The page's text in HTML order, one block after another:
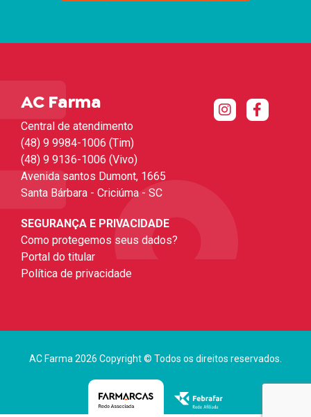
AC Farma
Central de atendimento
(48) 9 9984-1006 (Tim)
(48) 9 9136-1006 (Vivo)
Avenida santos Dumont, 1665
Santa Bárbara - Criciúma - SC
SEGURANÇA E PRIVACIDADE
Como protegemos seus dados?
Portal do titular
Política de privacidade
AC Farma 2026 Copyright © Todos os direitos reservados.